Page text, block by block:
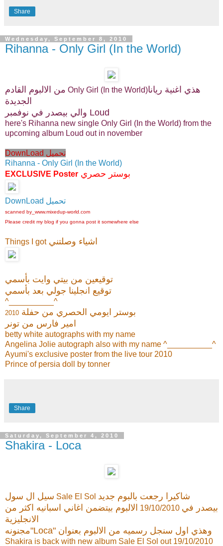
Share
Wednesday, September 8, 2010
Rihanna - Only Girl (In the World)
من الالبوم القادم Only Girl (In the World)هذي اغنية ريانا
الجديدة
والي بيصدر في نوفمبر Loud
here's Rihanna new single Only Girl (In the World) from the
upcoming album Loud out in november
DownLoad تحميل
Rihanna - Only Girl (In the World)
EXCLUSIVE Poster بوستر حصري
DownLoad تحميل
scanned by_www.mixedup-world.com
Please credit my blog if you gonna post it somewhere else
Things I got اشياء وصلتني
توقيعين من بيتي وايت بأسمي
توقيع انجلينا جولي بعد بأسمي
^__________^
بوستر ايومي الحصري من حفلة 2010
امير فارس من تونر
betty white autographs with my name
Angelina Jolie autograph also with my name ^__________^
Ayumi's exclusive poster from the live tour 2010
Prince of persia doll by tonner
Share
Saturday, September 4, 2010
Shakira - Loca
سيل ال سول Sale El Sol شاكيرا رجعت بالبوم جديد
بيصدر في
الالبوم بيتضمن اغاني اسبانيه اكثر من
الانجليزية
مجنونه"Loca" وهذي اول سنجل رسميه من الالبوم بعنوان
Shakira is back with new album Sale El Sol out 19/10/2010